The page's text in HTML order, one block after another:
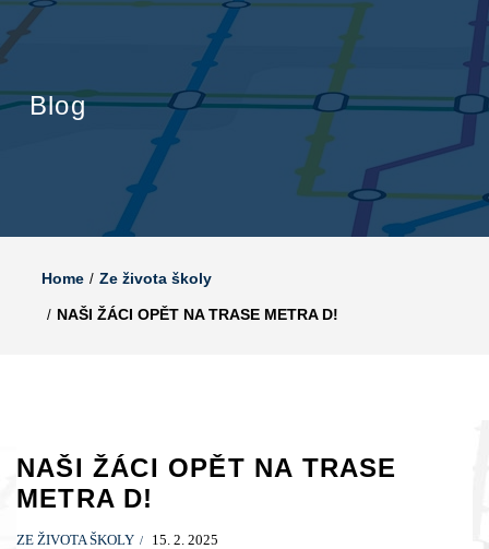
Blog
Home Ze života školy
NAŠI ŽÁCI OPĚT NA TRASE METRA D!
NAŠI ŽÁCI OPĚT NA TRASE
METRA D!
ZE ŽIVOTA ŠKOLY 15. 2. 2025